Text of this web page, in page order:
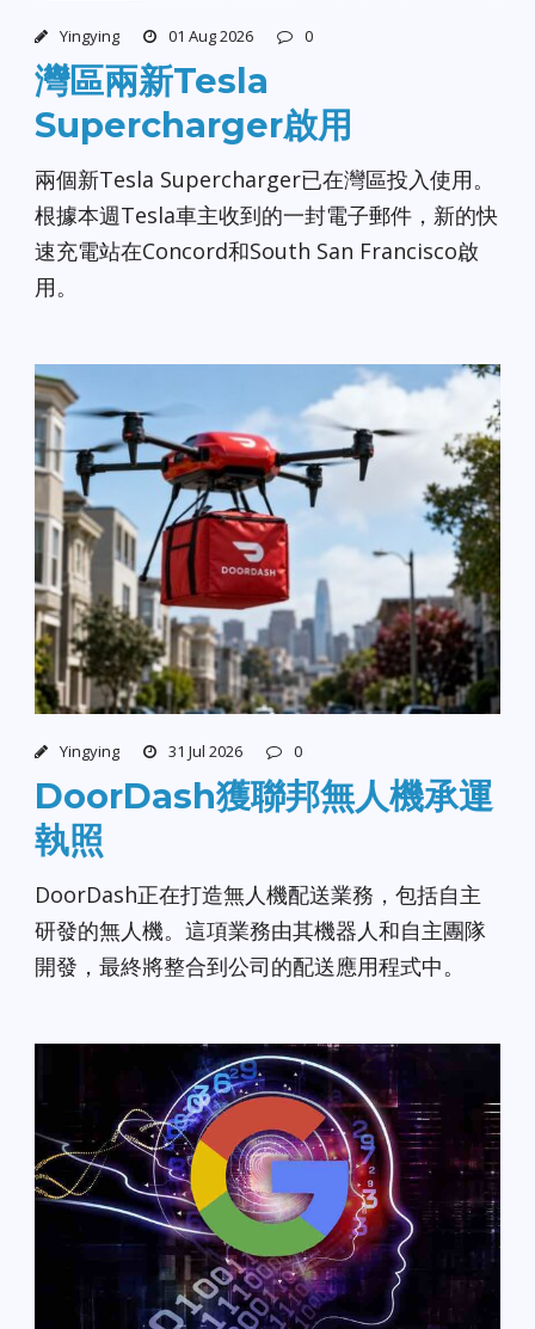
Yingying 01 Aug 2026 0
灣區兩新Tesla
Supercharger啟用
兩個新Tesla Supercharger已在灣區投入使用。
根據本週Tesla車主收到的一封電子郵件，新的快
速充電站在Concord和South San Francisco啟
用。
Yingying 31 Jul 2026 0
DoorDash獲聯邦無人機承運
執照
DoorDash正在打造無人機配送業務，包括自主
研發的無人機。這項業務由其機器人和自主團隊
開發，最終將整合到公司的配送應用程式中。